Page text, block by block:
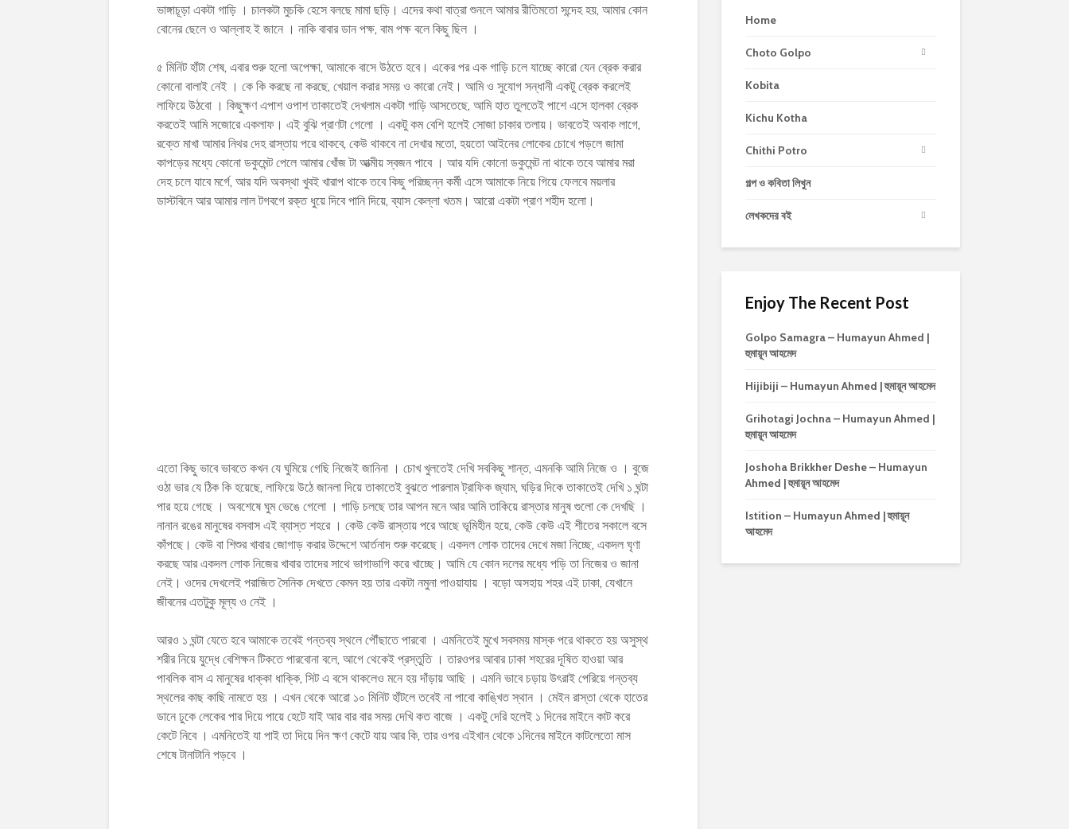
ভাঙ্গাচূড়া একটা গাড়ি । চালকটা মুচকি হেসে বলছে মামা ছড়ি। এদের কথা বাত্রা শুনলে আমার রীতিমতো সন্দেহ হয়, আমার কোন
বোনের ছেলে ও আল্লাহ ই জানে । নাকি বাবার ডান পক্ষ, বাম পক্ষ বলে কিছু ছিল ।
৫ মিনিট হাঁটা শেষ, এবার শুরু হলো অপেক্ষা, আমাকে বাসে উঠতে হবে। একের পর এক গাড়ি চলে যাচ্ছে কারো যেন ব্রেক করার
কোনো বালাই নেই । কে কি করছে না করছে, খেয়াল করার সময় ও কারো নেই। আমি ও সুযোগ সন্ধানী একটু ব্রেক করলেই
লাফিয়ে উঠবো । কিছুক্ষণ এপাশ ওপাশ তাকাতেই দেখলাম একটা গাড়ি আসতেছে, আমি হাত তুলতেই পাশে এসে হালকা ব্রেক
করতেই আমি সজোরে একলাফ। এই বুঝি প্রাণটা গেলো । একটু কম বেশি হলেই সোজা চাকার তলায়। ভাবতেই অবাক লাগে,
রক্তে মাখা আমার নিথর দেহ রাস্তায় পরে থাকবে, কেউ থাকবে না দেখার মতো, হয়তো আইনের লোকের চোখে পড়লে জামা
কাপড়ের মধ্যে কোনো ডকুমেন্ট পেলে আমার খোঁজ টা আত্মীয় স্বজন পাবে । আর যদি কোনো ডকুমেন্ট না থাকে তবে আমার মরা
দেহ চলে যাবে মর্গে, আর যদি অবস্থা খুবই খারাপ থাকে তবে কিছু পরিচ্ছন্ন কর্মী এসে আমাকে নিয়ে গিয়ে ফেলবে ময়লার
ডাস্টবিনে আর আমার লাল টগবগে রক্ত ধুয়ে দিবে পানি দিয়ে, ব্যাস কেল্লা খতম। আরো একটা প্রাণ শহীদ হলো।
এতো কিছু ভাবে ভাবতে কখন যে ঘুমিয়ে গেছি নিজেই জানিনা । চোখ খুলতেই দেখি সবকিছু শান্ত, এমনকি আমি নিজে ও । বুজে
ওঠা ভার যে ঠিক কি হয়েছে, লাফিয়ে উঠে জানলা দিয়ে তাকাতেই বুঝতে পারলাম ট্রাফিক জ্যাম, ঘড়ির দিকে তাকাতেই দেখি ১ ঘন্টা
পার হয়ে গেছে । অবশেষে ঘুম ভেঙে গেলো । গাড়ি চলছে তার আপন মনে আর আমি তাকিয়ে রাস্তার মানুষ গুলো কে দেখছি ।
নানান রঙের মানুষের বসবাস এই ব্যাস্ত শহরে । কেউ কেউ রাস্তায় পরে আছে ভূমিহীন হয়ে, কেউ কেউ এই শীতের সকালে বসে
কাঁপছে। কেউ বা শিশুর খাবার জোগাড় করার উদ্দেশে আর্তনাদ শুরু করেছে। একদল লোক তাদের দেখে মজা নিচ্ছে, একদল ঘৃণা
করছে আর একদল লোক নিজের খাবার তাদের সাথে ভাগাভাগি করে খাচ্ছে। আমি যে কোন দলের মধ্যে পড়ি তা নিজের ও জানা
নেই। ওদের দেখলেই পরাজিত সৈনিক দেখতে কেমন হয় তার একটা নমুনা পাওয়াযায় । বড়ো অসহায় শহর এই ঢাকা, যেখানে
জীবনের এতটুকু মূল্য ও নেই ।
আরও ১ ঘন্টা যেতে হবে আমাকে তবেই গন্তব্য স্থলে পৌঁছাতে পারবো । এমনিতেই মুখে সবসময় মাস্ক পরে থাকতে হয় অসুস্থ
শরীর নিয়ে যুদ্ধে বেশিক্ষন টিকতে পারবোনা বলে, আগে থেকেই প্রস্তুতি । তারওপর আবার ঢাকা শহরের দূষিত হাওয়া আর
পাবলিক বাস এ মানুষের ধাক্কা ধাক্কি, সিট এ বসে থাকলেও মনে হয় দাঁড়ায় আছি । এমনি ভাবে চড়ায় উৎরাই পেরিয়ে গন্তব্য
স্থলের কাছ কাছি নামতে হয় । এখন থেকে আরো ১০ মিনিট হাঁটলে তবেই না পাবো কাঙ্খিত স্থান । মেইন রাস্তা থেকে হাতের
ডানে ঢুকে লেকের পার দিয়ে পায়ে হেটে যাই আর বার বার সময় দেখি কত বাজে । একটু দেরি হলেই ১ দিনের মাইনে কাট করে
কেটে নিবে । এমনিতেই যা পাই তা দিয়ে দিন ক্ষণ কেটে যায় আর কি, তার ওপর এইখান থেকে ১দিনের মাইনে কাটলেতো মাস
শেষে টানাটানি পড়বে ।
Home
Choto Golpo
Kobita
Kichu Kotha
Chithi Potro
গল্প ও কবিতা লিখুন
লেখকদের বই
Enjoy The Recent Post
Golpo Samagra – Humayun Ahmed |
হুমায়ূন আহমেদ
Hijibiji – Humayun Ahmed | হুমায়ূন আহমেদ
Grihotagi Jochna – Humayun Ahmed |
হুমায়ূন আহমেদ
Joshoha Brikkher Deshe – Humayun
Ahmed | হুমায়ূন আহমেদ
Istition – Humayun Ahmed | হুমায়ূন
আহমেদ